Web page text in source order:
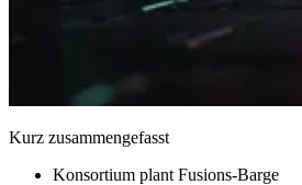
Kurz zusammengefasst
Konsortium plant Fusions-Barge